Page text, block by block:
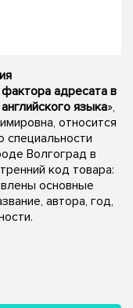
адресата в
языка»,
относится
специальности
Волгоград в
код товара:
основные
автора, год,